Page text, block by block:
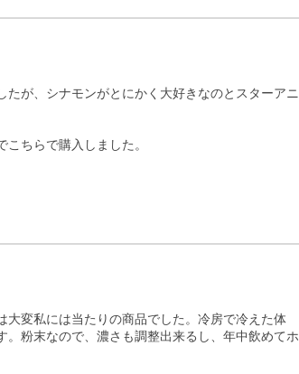
が、シナモンがとにかく大好きなのとスターアニ
ちらで購入しました。
変私には当たりの商品でした。冷房で冷えた体
粉末なので、濃さも調整出来るし、年中飲めてホ